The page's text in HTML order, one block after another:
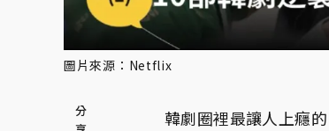
圖片來源：Netflix
韓劇圈裡最讓人上癮